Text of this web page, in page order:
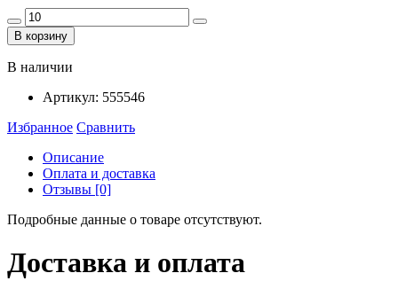
В корзину
В наличии
Артикул: 555546
Избранное Сравнить
Описание
Оплата и доставка
Отзывы [0]
Подробные данные о товаре отсутствуют.
Доставка и оплата